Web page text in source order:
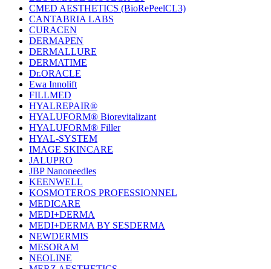
CMED AESTHETICS (BioRePeelCL3)
CANTABRIA LABS
CURACEN
DERMAPEN
DERMALLURE
DERMATIME
Dr.ORACLE
Ewa Innolift
FILLMED
НYALREPAIR®
HYALUFORM® Biorevitalizant
HYALUFORM® Filler
HYAL-SYSTEM
IMAGE SKINCARE
JALUPRO
JBP Nanoneedles
KEENWELL
KOSMOTEROS PROFESSIONNEL
MEDICARE
MEDI+DERMA
MEDI+DERMA BY SESDERMA
NEWDERMIS
MESORAM
NEOLINE